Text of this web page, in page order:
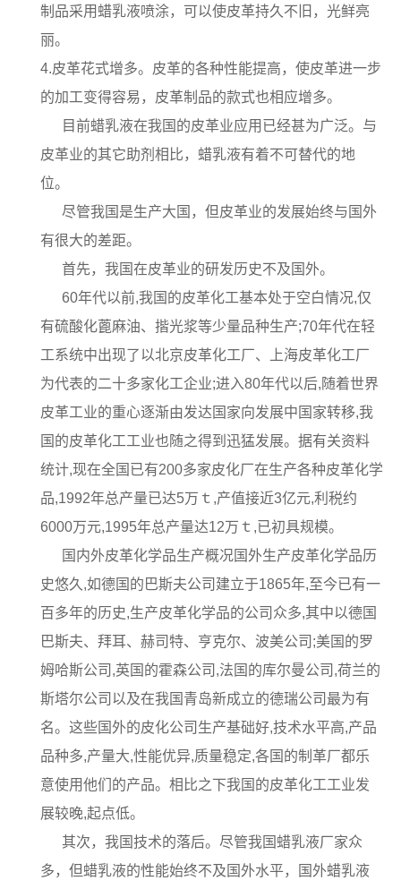
制品采用蜡乳液喷涂，可以使皮革持久不旧，光鲜亮
丽。
4.皮革花式增多。皮革的各种性能提高，使皮革进一步
的加工变得容易，皮革制品的款式也相应增多。
目前蜡乳液在我国的皮革业应用已经甚为广泛。与
皮革业的其它助剂相比，蜡乳液有着不可替代的地
位。
尽管我国是生产大国，但皮革业的发展始终与国外
有很大的差距。
首先，我国在皮革业的研发历史不及国外。
60年代以前,我国的皮革化工基本处于空白情况,仅
有硫酸化蓖麻油、揩光浆等少量品种生产;70年代在轻
工系统中出现了以北京皮革化工厂、上海皮革化工厂
为代表的二十多家化工企业;进入80年代以后,随着世界
皮革工业的重心逐渐由发达国家向发展中国家转移,我
国的皮革化工工业也随之得到迅猛发展。据有关资料
统计,现在全国已有200多家皮化厂在生产各种皮革化学
品,1992年总产量已达5万ｔ,产值接近3亿元,利税约
6000万元,1995年总产量达12万ｔ,已初具规模。
国内外皮革化学品生产概况国外生产皮革化学品历
史悠久,如德国的巴斯夫公司建立于1865年,至今已有一
百多年的历史,生产皮革化学品的公司众多,其中以德国
巴斯夫、拜耳、赫司特、亨克尔、波美公司;美国的罗
姆哈斯公司,英国的霍森公司,法国的库尔曼公司,荷兰的
斯塔尔公司以及在我国青岛新成立的德瑞公司最为有
名。这些国外的皮化公司生产基础好,技术水平高,产品
品种多,产量大,性能优异,质量稳定,各国的制革厂都乐
意使用他们的产品。相比之下我国的皮革化工工业发
展较晚,起点低。
其次，我国技术的落后。尽管我国蜡乳液厂家众
多，但蜡乳液的性能始终不及国外水平，国外蜡乳液